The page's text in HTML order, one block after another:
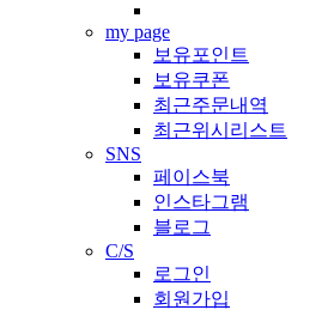
my page
보유포인트
보유쿠폰
최근주문내역
최근위시리스트
SNS
페이스북
인스타그램
블로그
C/S
로그인
회원가입